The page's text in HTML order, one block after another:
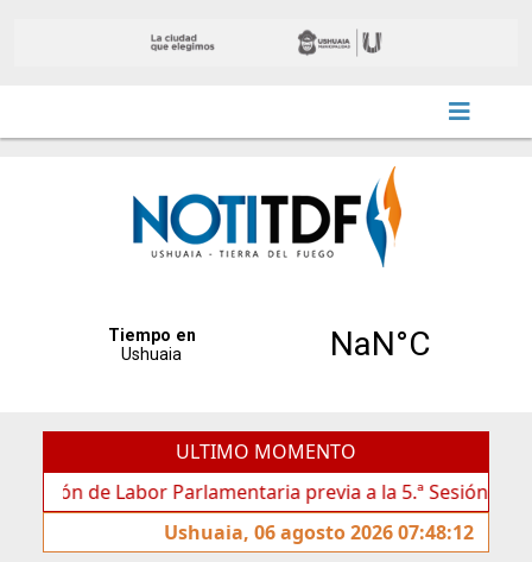
ULTIMO MOMENTO
Labor Parlamentaria previa a la 5.ª Sesión Ordinaria
Ushuaia, 06 agosto 2026 07:48:12